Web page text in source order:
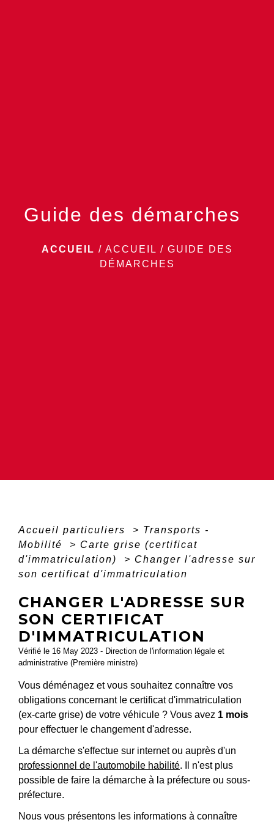
Guide des démarches
ACCUEIL / ACCUEIL / GUIDE DES
DÉMARCHES
Accueil particuliers > Transports -
Mobilité
> Carte grise (certificat
d'immatriculation)
> Changer l'adresse sur
son certificat d'immatriculation
CHANGER L'ADRESSE SUR
SON CERTIFICAT
D'IMMATRICULATION
Vérifié le 16 May 2023 - Direction de l'information légale et
administrative (Première ministre)
Vous déménagez et vous souhaitez connaître vos
obligations concernant le certificat d'immatriculation
(ex-carte grise) de votre véhicule ? Vous avez 1 mois
pour effectuer le changement d'adresse.
La démarche s'effectue sur internet ou auprès d'un
professionnel de l'automobile habilité. Il n'est plus
possible de faire la démarche à la préfecture ou sous-
préfecture.
Nous vous présentons les informations à connaître